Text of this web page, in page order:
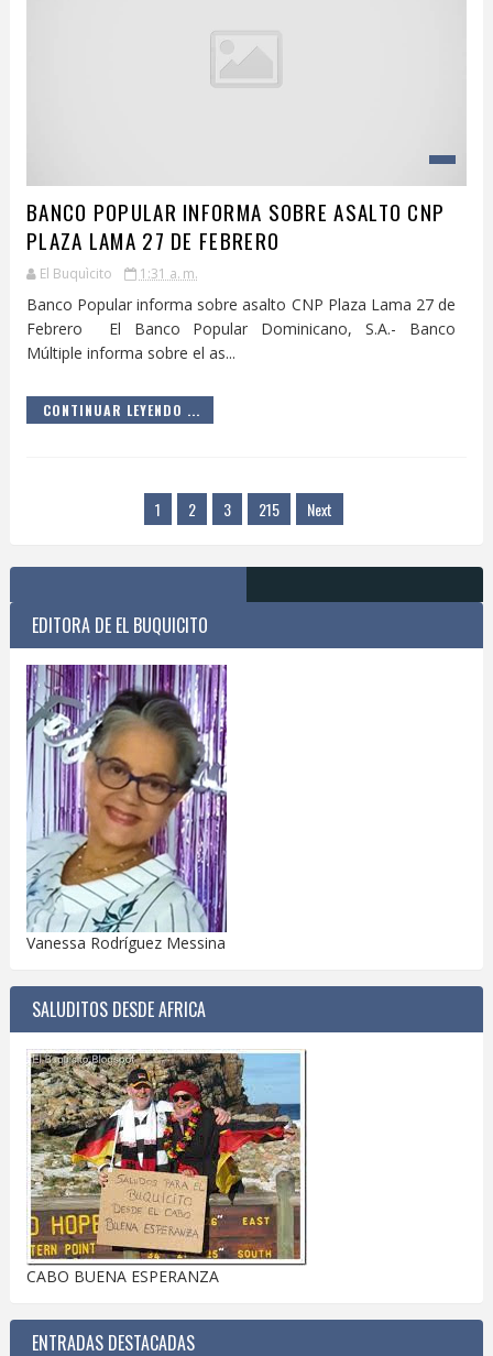
BANCO POPULAR INFORMA SOBRE ASALTO CNP
PLAZA LAMA 27 DE FEBRERO
El Buquìcito 1:31 a. m.
Banco Popular informa sobre asalto CNP Plaza Lama 27 de
Febrero El Banco Popular Dominicano, S.A.- Banco
Múltiple informa sobre el as...
CONTINUAR LEYENDO ...
1 2 3 215 Next
EDITORA DE EL BUQUICITO
Vanessa Rodríguez Messina
SALUDITOS DESDE AFRICA
CABO BUENA ESPERANZA
ENTRADAS DESTACADAS